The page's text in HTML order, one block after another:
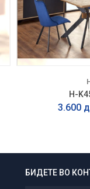
H-
3.600
24/7
БИДЕТЕ ВО